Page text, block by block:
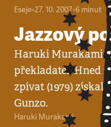
Eseje•27. 10. 2007•6 minut
Jazzový
Haruki Murakami
překladatel. Hned
zpívat (1979) získal
Gunzo.
Haruki Murakami